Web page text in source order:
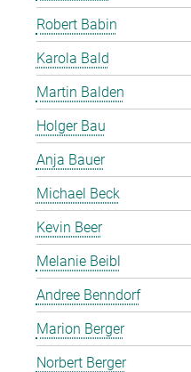
Robert Babin
Karola Bald
Martin Balden
Holger Bau
Anja Bauer
Michael Beck
Kevin Beer
Melanie Beibl
Andree Benndorf
Marion Berger
Norbert Berger